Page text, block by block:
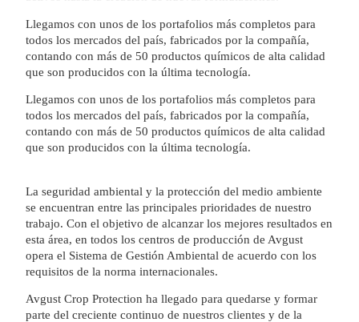
Llegamos con unos de los portafolios más completos para
todos los mercados del país, fabricados por la compañía,
contando con más de 50 productos químicos de alta calidad
que son producidos con la última tecnología.
Llegamos con unos de los portafolios más completos para
todos los mercados del país, fabricados por la compañía,
contando con más de 50 productos químicos de alta calidad
que son producidos con la última tecnología.
La seguridad ambiental y la protección del medio ambiente
se encuentran entre las principales prioridades de nuestro
trabajo. Con el objetivo de alcanzar los mejores resultados en
esta área, en todos los centros de producción de Avgust
opera el Sistema de Gestión Ambiental de acuerdo con los
requisitos de la norma internacionales.
Avgust Crop Protection ha llegado para quedarse y formar
parte del creciente continuo de nuestros clientes y de la